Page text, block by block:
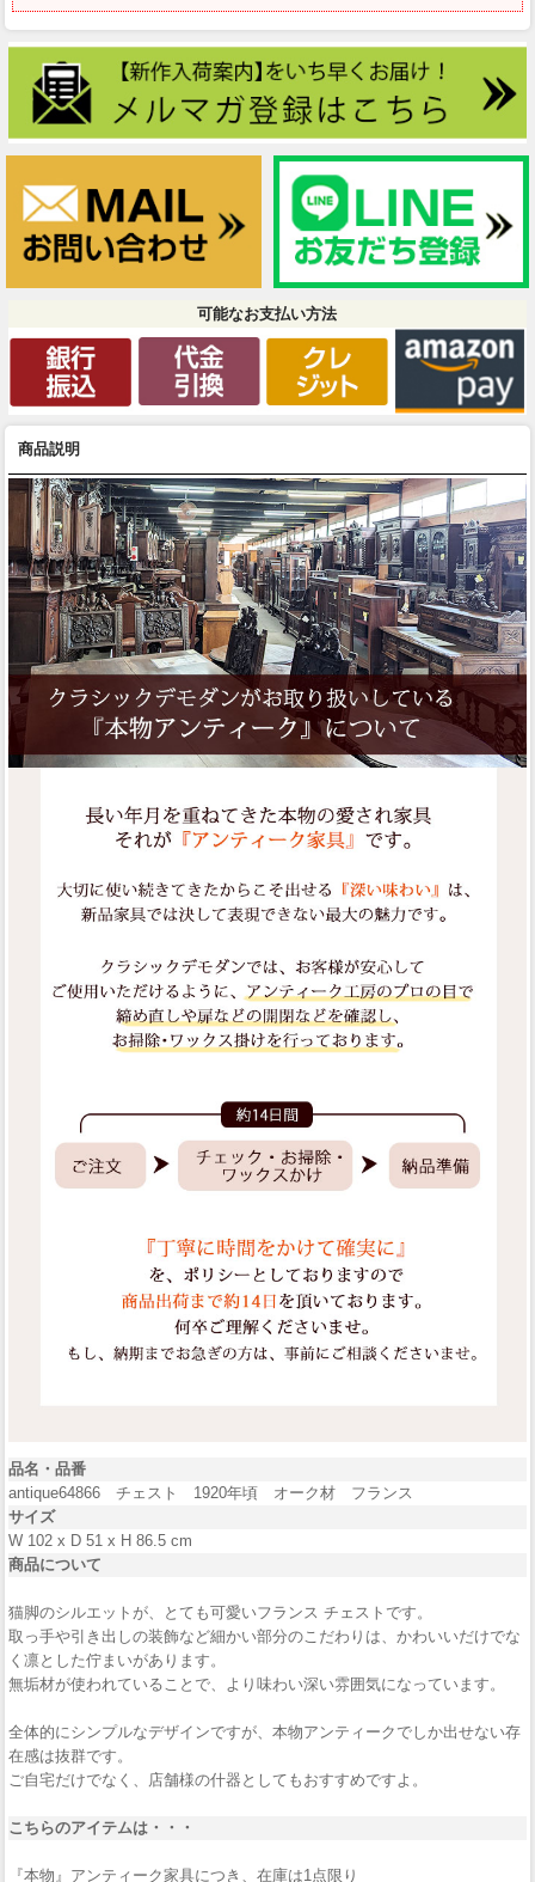
可能なお支払い方法
商品説明
品名・品番
antique64866 チェスト 1920年頃 オーク材 フランス
サイズ
W 102 x D 51 x H 86.5 cm
商品について
猫脚のシルエットが、とても可愛いフランス チェストです。
取っ手や引き出しの装飾など細かい部分のこだわりは、かわいいだけでな
く凛とした佇まいがあります。
無垢材が使われていることで、より味わい深い雰囲気になっています。
全体的にシンプルなデザインですが、本物アンティークでしか出せない存
在感は抜群です。
ご自宅だけでなく、店舗様の什器としてもおすすめですよ。
こちらのアイテムは・・・
『本物』アンティーク家具につき、在庫は1点限り